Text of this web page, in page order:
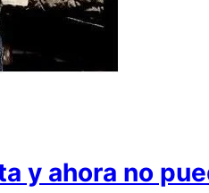
y ahora no